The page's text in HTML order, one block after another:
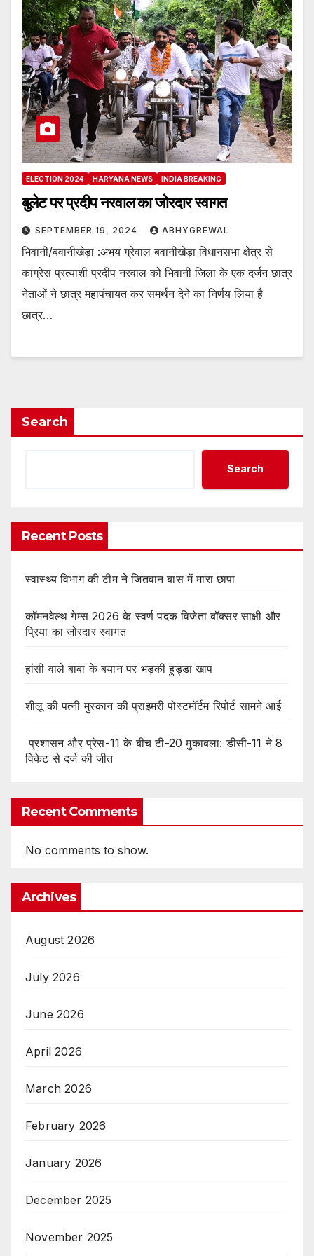
ELECTION 2024 HARYANA NEWS INDIA BREAKING
बुलेट पर प्रदीप नरवाल का जोरदार स्वागत
SEPTEMBER 19, 2024 ABHYGREWAL
भिवानी/बवानीखेड़ा :अभय ग्रेवाल बवानीखेड़ा विधानसभा क्षेत्र से
कांग्रेस प्रत्याशी प्रदीप नरवाल को भिवानी जिला के एक दर्जन छात्र
नेताओं ने छात्र महापंचायत कर समर्थन देने का निर्णय लिया है
छात्र…
Search
Search
Recent Posts
स्वास्थ्य विभाग की टीम ने जितवान बास में मारा छापा
कॉमनवेल्थ गेम्स 2026 के स्वर्ण पदक विजेता बॉक्सर साक्षी और
प्रिया का जोरदार स्वागत
हांसी वाले बाबा के बयान पर भड़की हुड्डा खाप
शीलू की पत्नी मुस्कान की प्राइमरी पोस्टमॉर्टम रिपोर्ट सामने आई
प्रशासन और प्रेस-11 के बीच टी-20 मुकाबला: डीसी-11 ने 8
विकेट से दर्ज की जीत
Recent Comments
No comments to show.
Archives
August 2026
July 2026
June 2026
April 2026
March 2026
February 2026
January 2026
December 2025
November 2025